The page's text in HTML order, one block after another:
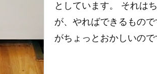
としています。 それは
が、やればできるもの
がちょっとおかしいの